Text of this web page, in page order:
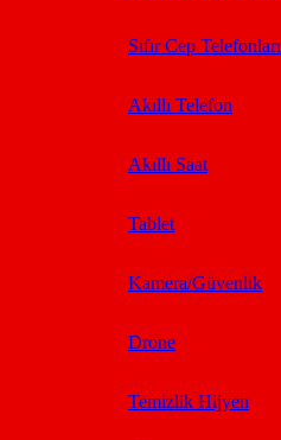
Sıfır Cep Telefonları
Akıllı Telefon
Akıllı Saat
Tablet
Kamera/Güvenlik
Drone
Temizlik Hijyen